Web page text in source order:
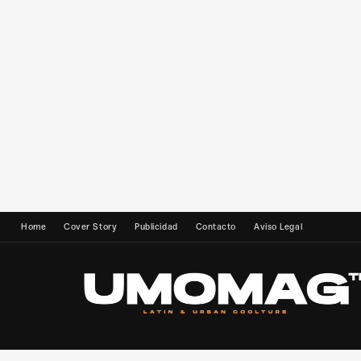
Home Cover Story Publicidad Contacto Aviso Legal